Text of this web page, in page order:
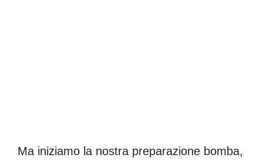
Ma iniziamo la nostra preparazione bomba,